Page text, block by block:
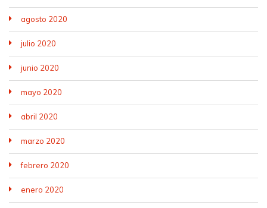
agosto 2020
julio 2020
junio 2020
mayo 2020
abril 2020
marzo 2020
febrero 2020
enero 2020